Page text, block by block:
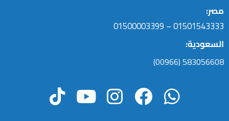
مصر:
01501543333 – 01500003399
السعودية:
(00966) 583056608
W
h
F
a
I
n
Y
o
T
i